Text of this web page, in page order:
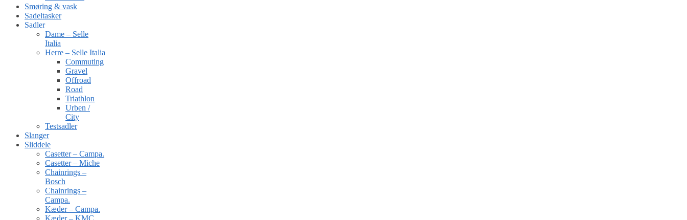
Smøring & vask
Sadeltasker
Sadler
Dame – Selle
Italia
Herre – Selle Italia
Commuting
Gravel
Offroad
Road
Triathlon
Urben /
City
Testsadler
Slanger
Sliddele
Casetter – Campa.
Casetter – Miche
Chainrings –
Bosch
Chainrings –
Campa.
Kæder – Campa.